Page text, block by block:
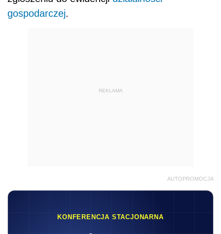
gospodarczej.
REKLAMA
AUTOPROMOCJA
KONFERENCJA STACJONARNA